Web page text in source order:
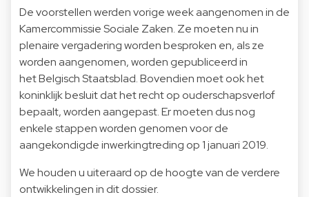
De voorstellen werden vorige week aangenomen in de
Kamercommissie Sociale Zaken. Ze moeten nu in
plenaire vergadering worden besproken en, als ze
worden aangenomen, worden gepubliceerd in
het Belgisch Staatsblad. Bovendien moet ook het
koninklijk besluit dat het recht op ouderschapsverlof
bepaalt, worden aangepast. Er moeten dus nog
enkele stappen worden genomen voor de
aangekondigde inwerkingtreding op 1 januari 2019.
We houden u uiteraard op de hoogte van de verdere
ontwikkelingen in dit dossier.